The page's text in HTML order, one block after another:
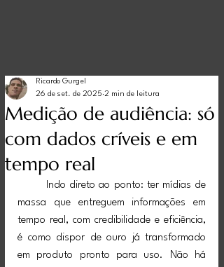
Medição de audiência: só
com dados críveis e em
tempo real
Ricardo Gurgel
26 de set. de 2025 2 min de leitura
massa que entreguem informações em
tempo real, com credibilidade e eficiência,
é como dispor de ouro já transformado
em produto pronto para uso. Não há